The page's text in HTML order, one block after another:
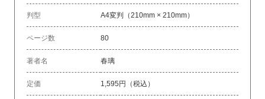
判型 A4変判（210mm × 210mm）
ページ数 80
著者名 春璃
定価 1,595円（税込）